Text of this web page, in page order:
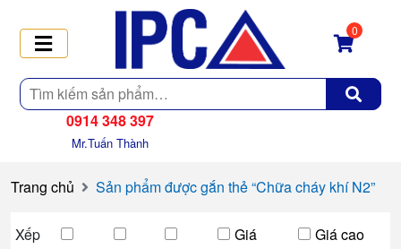
Tìm
kiếm
0
0914 348 397
Mr.Tuấn Thành
Trang chủ Sản phẩm được gắn thẻ “Chữa cháy khí N2”
Xếp
Giá
Giá cao